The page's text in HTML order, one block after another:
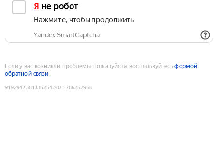
Я не робот
Нажмите, чтобы продолжить
Yandex SmartCaptcha
Если у вас возникли проблемы, пожалуйста, воспользуйтесьформой
обратной связи
9192942381335254240:1786252958